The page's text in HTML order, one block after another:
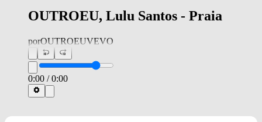
OUTROEU, Lulu Santos - Praia
porOUTROEUVEVO
0:00 /0:00